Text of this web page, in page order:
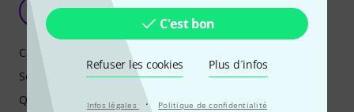
C'est bon
Refuser les cookies Plus d´infos
Infos légales · Politique de confidentialité
LGNUKULELE 18.12.2019
Caractéristiques
Son
Qualité de fabrication